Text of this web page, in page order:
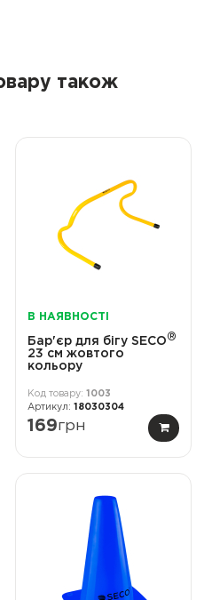
також
В НАЯВНОСТІ
Бар'єр для бігу SECO®
23 см жовтого
кольору
1003
18030304
169грн